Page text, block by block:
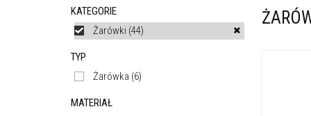
KATEGORIE
Żarówki (44)
TYP
Żarówka (6)
MATERIAŁ